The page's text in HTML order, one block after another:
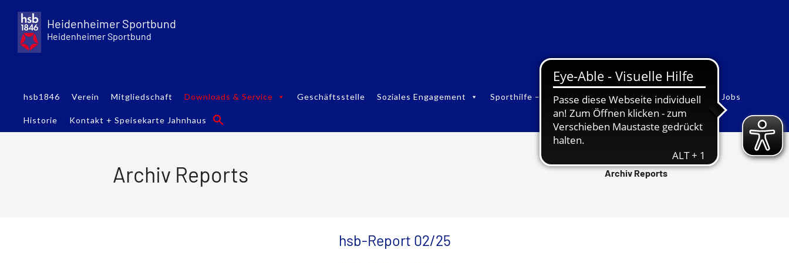
content
Heidenheimer Sportbund
Heidenheimer Sportbund
hsb1846 Verein Mitgliedschaft Downloads & Service Geschäftsstelle Soziales Engagement Sporthilfe – Sonderfonds Vorstand Werbung Jobs
Historie Kontakt + Speisekarte Jahnhaus
Archiv Reports
Archiv Reports
hsb-Report 02/25